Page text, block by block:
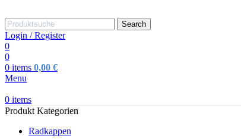
Search
Login / Register
0
0
0 items 0,00 €
Menu
0 items
Produkt Kategorien
Radkappen